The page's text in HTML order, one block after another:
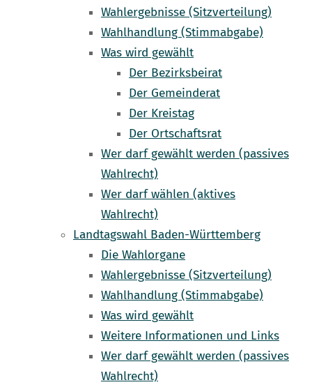
Wahlergebnisse (Sitzverteilung)
Wahlhandlung (Stimmabgabe)
Was wird gewählt
Der Bezirksbeirat
Der Gemeinderat
Der Kreistag
Der Ortschaftsrat
Wer darf gewählt werden (passives
Wahlrecht)
Wer darf wählen (aktives
Wahlrecht)
Landtagswahl Baden-Württemberg
Die Wahlorgane
Wahlergebnisse (Sitzverteilung)
Wahlhandlung (Stimmabgabe)
Was wird gewählt
Weitere Informationen und Links
Wer darf gewählt werden (passives
Wahlrecht)